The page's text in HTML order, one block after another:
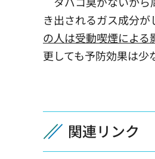
き出されるガス成分が
の人は受動喫煙による
更しても予防効果は少
著：藤沢市医
関連リンク